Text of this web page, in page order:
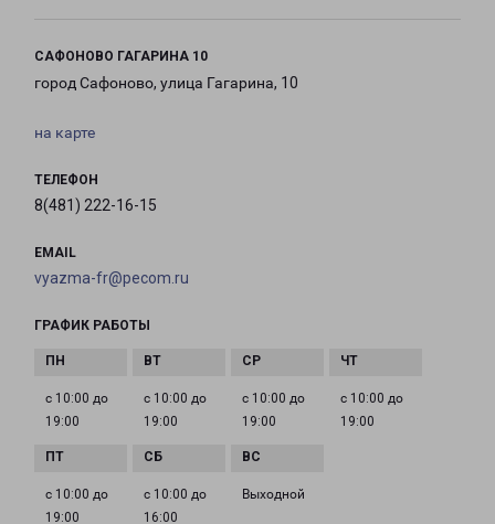
САФОНОВО ГАГАРИНА 10
город Сафоново, улица Гагарина, 10
на карте
ТЕЛЕФОН
8(481) 222-16-15
EMAIL
vyazma-fr@pecom.ru
ГРАФИК РАБОТЫ
с 10:00 до
19:00
с 10:00 до
19:00
с 10:00 до
19:00
с 10:00 до
19:00
с 10:00 до
19:00
с 10:00 до
16:00
Выходной